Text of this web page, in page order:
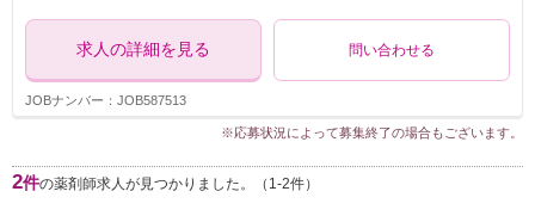
求人の詳細を見る 問い合わせる
JOBナンバー：JOB587513
※応募状況によって募集終了の場合もございます。
2件の薬剤師求人が見つかりました。（1-2件）